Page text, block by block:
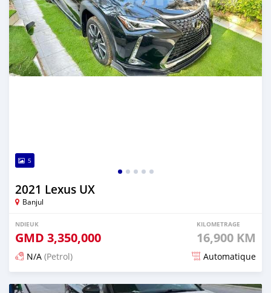
5
2021 Lexus UX
Banjul
NDIEUK
GMD 3,350,000
KILOMETRAGE
16,900 KM
N/A (Petrol) Automatique
Dougal na niou ko depuis 25 days